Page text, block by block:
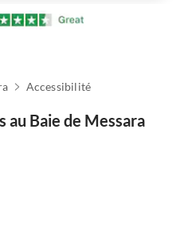
Accessibilité
Baie de Messara